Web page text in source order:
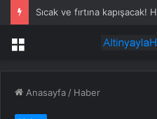
Menü
Anasayfa / Haber